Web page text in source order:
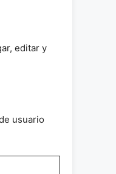
editar y
usuario